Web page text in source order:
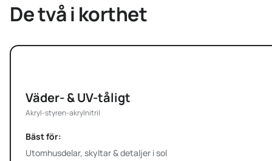
De två i korthet
Väder- & UV-tåligt
Akryl-styren-akrylnitril
Bäst för:
Utomhusdelar, skyltar & detaljer i sol